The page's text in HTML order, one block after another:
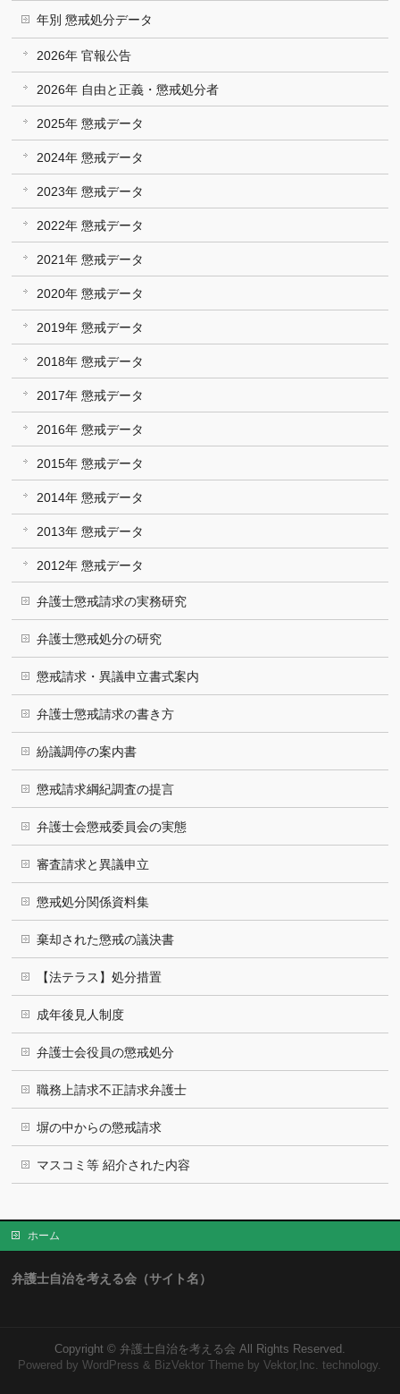
年別 懲戒処分データ
2026年 官報公告
2026年 自由と正義・懲戒処分者
2025年 懲戒データ
2024年 懲戒データ
2023年 懲戒データ
2022年 懲戒データ
2021年 懲戒データ
2020年 懲戒データ
2019年 懲戒データ
2018年 懲戒データ
2017年 懲戒データ
2016年 懲戒データ
2015年 懲戒データ
2014年 懲戒データ
2013年 懲戒データ
2012年 懲戒データ
弁護士懲戒請求の実務研究
弁護士懲戒処分の研究
懲戒請求・異議申立書式案内
弁護士懲戒請求の書き方
紛議調停の案内書
懲戒請求綱紀調査の提言
弁護士会懲戒委員会の実態
審査請求と異議申立
懲戒処分関係資料集
棄却された懲戒の議決書
【法テラス】処分措置
成年後見人制度
弁護士会役員の懲戒処分
職務上請求不正請求弁護士
塀の中からの懲戒請求
マスコミ等 紹介された内容
ホーム
弁護士自治を考える会（サイト名）
Copyright © 弁護士自治を考える会 All Rights Reserved.
Powered byWordPress & BizVektor Theme by Vektor,Inc. technology.